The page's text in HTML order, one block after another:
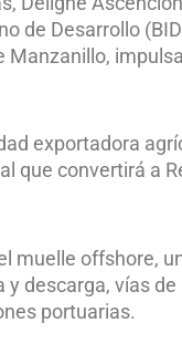
de Desarrollo
Manzanillo,
exportadora
que convertirá a
muelle offshore,
descarga, vías
portuarias.